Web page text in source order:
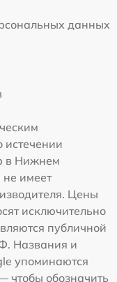
данных
истечении
в Нижнем
не имеет
Цены
исключительно
публичной
Названия и
упоминаются
чтобы обозначить